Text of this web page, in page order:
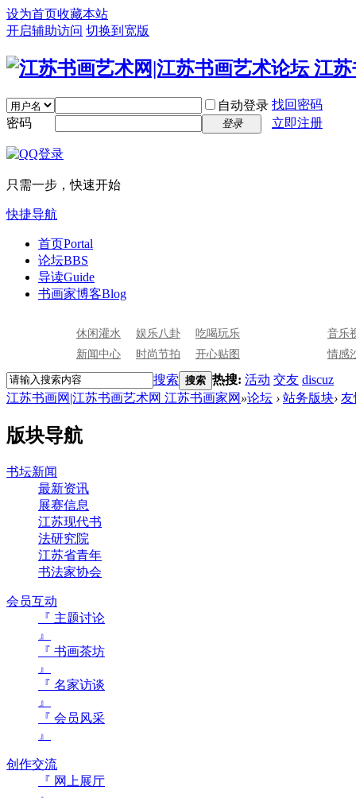
设为首页收藏本站
开启辅助访问 切换到宽版
自动登录 找回密码
密码
登录 立即注册
只需一步，快速开始
快捷导航
首页Portal
论坛BBS
导读Guide
书画家博客Blog
休闲灌水 娱乐八卦
吃喝玩乐
新闻中心
时尚节拍 开心贴图
音乐
情感
搜索 搜索 热搜: 活动 交友 discuz
江苏书画网|江苏书画艺术网 江苏书画家网 »论坛 › 站务版块› 友
版块导航
书坛新闻
最新资讯
展赛信息
江苏现代书
法研究院
江苏省青年
书法家协会
会员互动
『 主题讨论
』
『 书画茶坊
』
『 名家访谈
』
『 会员风采
』
创作交流
『 网上展厅